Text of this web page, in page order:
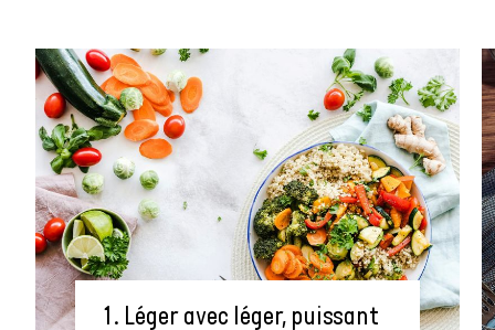
1. Léger avec léger, puissant